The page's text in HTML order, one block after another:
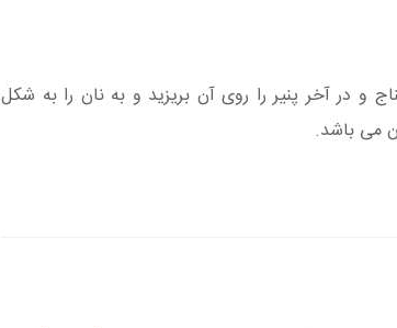
و در آخر پنیر را روی آن بریزید و به نان را به شکل
می باشد.